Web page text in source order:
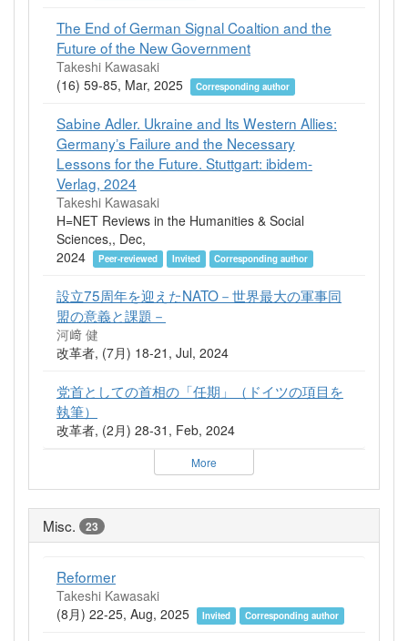
The End of German Signal Coaltion and the
Future of the New Government
Takeshi Kawasaki
(16) 59-85, Mar, 2025
Corresponding author
Sabine Adler. Ukraine and Its Western Allies:
Germanyʼs Failure and the Necessary
Lessons for the Future. Stuttgart: ibidem-
Verlag, 2024
Takeshi Kawasaki
H=NET Reviews in the Humanities & Social
Sciences,, Dec,
2024
Peer-reviewed Invited Corresponding author
設立75周年を迎えたNATO－世界最大の軍事同
盟の意義と課題－
河﨑 健
改革者, (7月) 18-21, Jul, 2024
党首としての首相の「任期」（ドイツの項目を
執筆）
改革者, (2月) 28-31, Feb, 2024
More
Misc. 23
Reformer
Takeshi Kawasaki
(8月) 22-25, Aug, 2025
Invited Corresponding author